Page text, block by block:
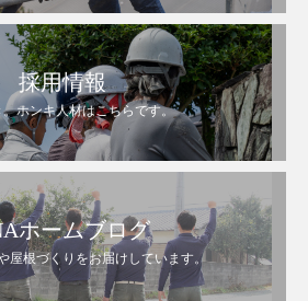
採用情報
。ホンキ人材はこちらです。
ホームブログ
屋根づくりをお届けしています。